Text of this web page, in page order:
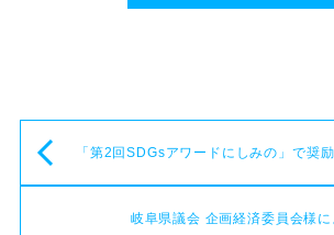
「第2回SDGsアワードにしみの」で奨
岐阜県議会 企画経済委員会様